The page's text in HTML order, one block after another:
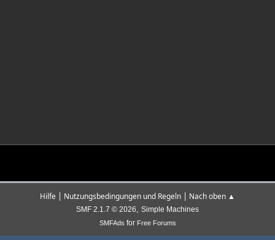
Hilfe | Nutzungsbedingungen und Regeln | Nach oben ▲
SMF 2.1.7 © 2026, Simple Machines
SMFAds for Free Forums